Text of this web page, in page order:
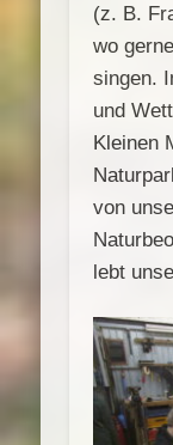
(z. B.
wo
singen.
und
Kleinen
von
lebt